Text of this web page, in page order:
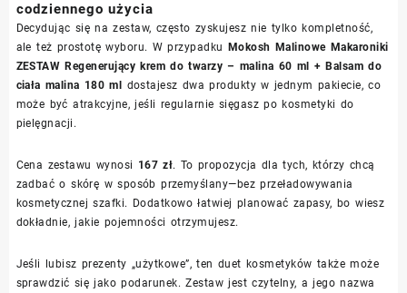
codziennego użycia
Decydując się na zestaw, często zyskujesz nie tylko kompletność,
ale też prostotę wyboru. W przypadku
Mokosh Malinowe Makaroniki
ZESTAW Regenerujący krem do twarzy – malina 60 ml + Balsam do
ciała malina 180 ml
dostajesz dwa produkty w jednym pakiecie, co
może być atrakcyjne, jeśli regularnie sięgasz po kosmetyki do
pielęgnacji.
Cena zestawu wynosi 167 zł. To propozycja dla tych, którzy chcą
zadbać o skórę w sposób przemyślany—bez przeładowywania
kosmetycznej szafki. Dodatkowo łatwiej planować zapasy, bo wiesz
dokładnie, jakie pojemności otrzymujesz.
Jeśli lubisz prezenty „użytkowe”, ten duet kosmetyków także może
sprawdzić się jako podarunek. Zestaw jest czytelny, a jego nazwa